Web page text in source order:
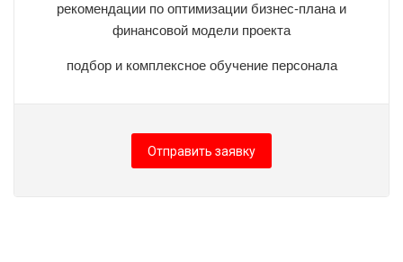
рекомендации по оптимизации бизнес-плана и
финансовой модели проекта
подбор и комплексное обучение персонала
Отправить заявку